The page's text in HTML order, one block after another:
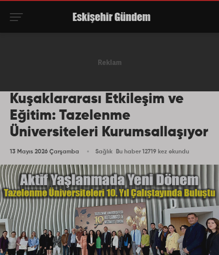
Kuşaklararası Etkileşim ve
Eğitim: Tazelenme
Üniversiteleri Kurumsallaşıyor
13 Mayıs 2026 Çarşamba Sağlık Bu haber 12719 kez okundu